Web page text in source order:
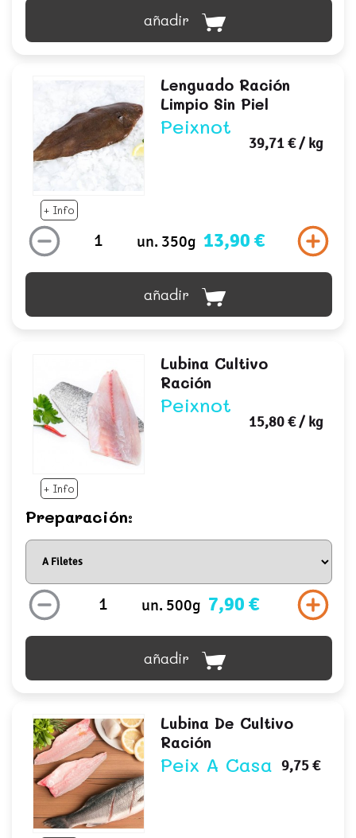
añadir
+ Info
Lenguado Ración
Limpio Sin Piel
Peixnot
39,71 €/ kg
un. 350g 13,90 €
añadir
+ Info
Lubina Cultivo
Ración
Peixnot
15,80 €/ kg
Preparación:
un. 500g 7,90 €
añadir
Lubina De Cultivo
Ración
Peix A Casa 9,75 €